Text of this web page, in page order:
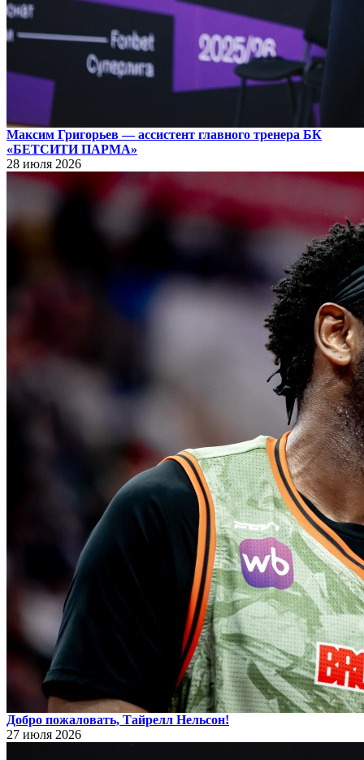
Максим Григорьев — ассистент главного тренера БК
«БЕТСИТИ ПАРМА»
28 июля 2026
Добро пожаловать, Тайрелл Нельсон!
27 июля 2026